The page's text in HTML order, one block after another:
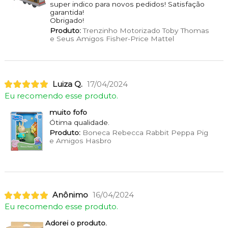
super indico para novos pedidos! Satisfação
garantida!
Obrigado!
Produto:Trenzinho Motorizado Toby Thomas
e Seus Amigos Fisher-Price Mattel
Luiza Q. 17/04/2024
Eu recomendo esse produto.
muito fofo
Ótima qualidade.
Produto:Boneca Rebecca Rabbit Peppa Pig
e Amigos Hasbro
Anônimo 16/04/2024
Eu recomendo esse produto.
Adorei o produto.